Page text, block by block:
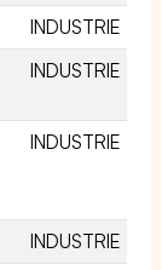
INDUSTRIE
INDUSTRIE
INDUSTRIE
INDUSTRIE